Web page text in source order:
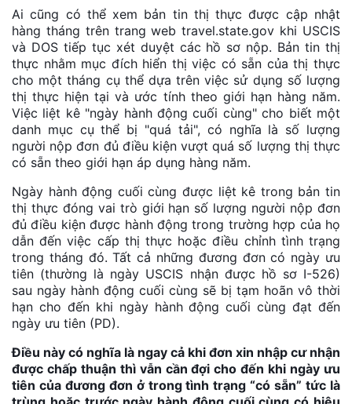
Ai cũng có thể xem bản tin thị thực được cập nhật
hàng tháng trên trang web travel.state.gov khi USCIS
và DOS tiếp tục xét duyệt các hồ sơ nộp. Bản tin thị
thực nhằm mục đích hiển thị việc có sẵn của thị thực
cho một tháng cụ thể dựa trên việc sử dụng số lượng
thị thực hiện tại và ước tính theo giới hạn hàng năm.
Việc liệt kê "ngày hành động cuối cùng" cho biết một
danh mục cụ thể bị "quá tải", có nghĩa là số lượng
người nộp đơn đủ điều kiện vượt quá số lượng thị thực
có sẵn theo giới hạn áp dụng hàng năm.
Ngày hành động cuối cùng được liệt kê trong bản tin
thị thực đóng vai trò giới hạn số lượng người nộp đơn
đủ điều kiện được hành động trong trường hợp của họ
dẫn đến việc cấp thị thực hoặc điều chỉnh tình trạng
trong tháng đó. Tất cả những đương đơn có ngày ưu
tiên (thường là ngày USCIS nhận được hồ sơ I-526)
sau ngày hành động cuối cùng sẽ bị tạm hoãn vô thời
hạn cho đến khi ngày hành động cuối cùng đạt đến
ngày ưu tiên (PD).
Điều này có nghĩa là ngay cả khi đơn xin nhập cư nhận
được chấp thuận thì vẫn cần đợi cho đến khi ngày ưu
tiên của đương đơn ở trong tình trạng “có sẵn” tức là